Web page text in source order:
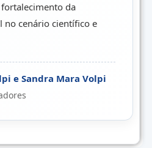
da
no cenário científico e
e Sandra Mara Volpi